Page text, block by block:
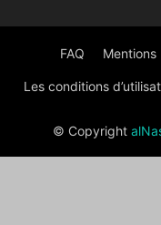
FAQ Mentions
Les conditions
© Copyright